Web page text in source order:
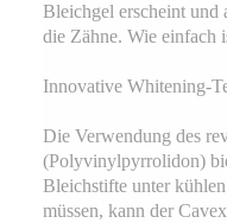
Bleichgel erscheint und
die Zähne. Wie einfach
Innovative Whitening-
Die Verwendung des
(Polyvinylpyrrolidon)
Bleichstifte unter
müssen, kann der